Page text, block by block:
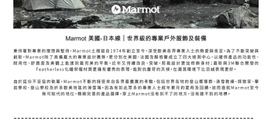
------------------------------------------------------------------